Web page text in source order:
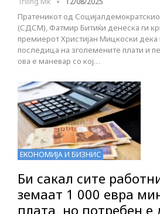
Пратеникот од
(СДСМ), Фатмир Битиќи денеска ги
премиерот Христијан Мицкоски дека
последица на зголемените плати и
ова е маневар со кој…
ЕКОНОМИЈА И БИЗНИС
Би сакал сите
земаат 1 000 евра
плата, но потребен е